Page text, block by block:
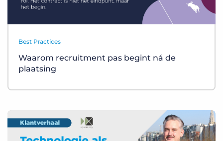
Best Practices
Waarom recruitment pas begint ná de
plaatsing